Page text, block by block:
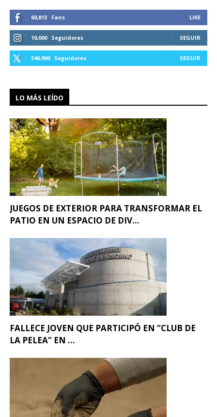
60,813 Fans LIKE
10,000 Seguidores SEGUIR
346,900 Seguidores SEGUIR
LO MÁS LEÍDO
JUEGOS DE EXTERIOR PARA TRANSFORMAR EL
PATIO EN UN ESPACIO DE DIV...
FALLECE JOVEN QUE PARTICIPÓ EN “CLUB DE
LA PELEA” EN ...